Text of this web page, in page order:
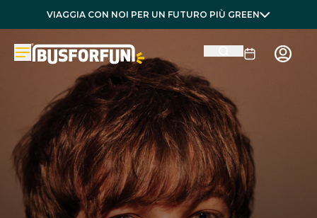
VIAGGIA CON NOI PER UN FUTURO PIÙ GREEN